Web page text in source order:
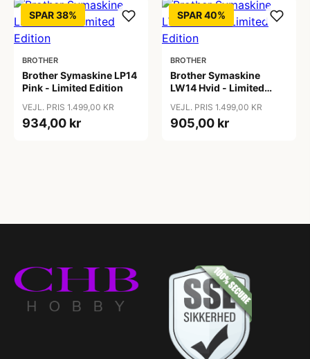
SPAR 38%
BROTHER
Brother Symaskine LP14
Pink - Limited Edition
VEJL. PRIS 1.499,00 KR
934,00 kr
SPAR 40%
BROTHER
Brother Symaskine
LW14 Hvid - Limited
VEJL. PRIS 1.499,00 KR
905,00 kr